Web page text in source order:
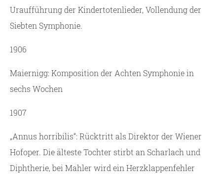
Uraufführung der Kindertotenlieder, Vollendung der
Siebten Symphonie.
1906
Maiernigg: Komposition der Achten Symphonie in
sechs Wochen
1907
„Annus horribilis“: Rücktritt als Direktor der Wiener
Hofoper. Die älteste Tochter stirbt an Scharlach und
Diphtherie, bei Mahler wird ein Herzklappenfehler